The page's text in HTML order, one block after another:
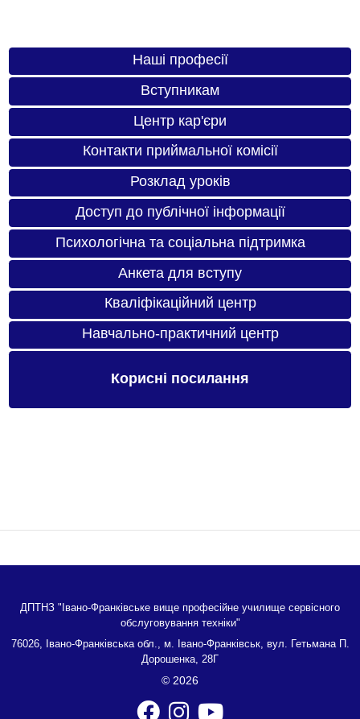
Наші професії
Вступникам
Центр кар'єри
Контакти приймальної комісії
Розклад уроків
Доступ до публічної інформації
Психологічна та соціальна підтримка
Анкета для вступу
Кваліфікаційний центр
Навчально-практичний центр
Корисні посилання
ДПТНЗ "Івано-Франківське вище професійне училище сервісного
обслуговування техніки"
76026, Івано-Франківська обл., м. Івано-Франківськ, вул. Гетьмана П.
Дорошенка, 28Г
© 2026